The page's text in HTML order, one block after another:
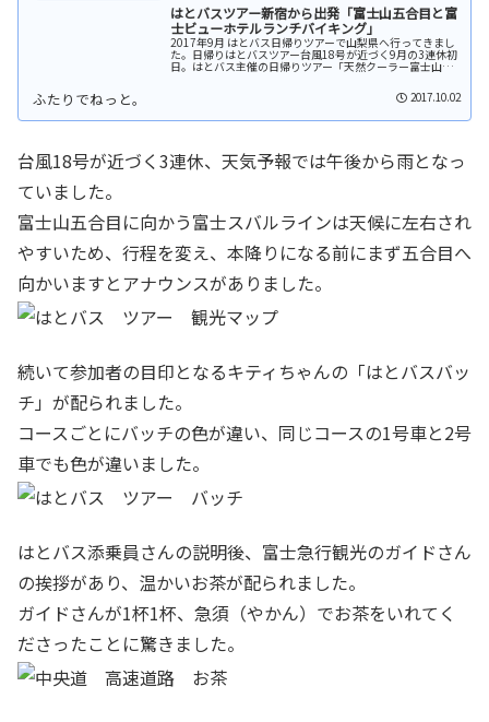
はとバスツアー新宿から出発「富士山五合目と富
士ビューホテルランチバイキング」
2017年9月 はとバス日帰りツアーで山梨県へ行ってきまし
た。日帰りはとバスツアー台風18号が近づく9月の3連休初
日。はとバス主催の日帰りツアー「天然クーラー富士山五
2017.10.02
台風18号が近づく3連休、天気予報では午後から雨となっ
ていました。
富士山五合目に向かう富士スバルラインは天候に左右され
やすいため、行程を変え、本降りになる前にまず五合目へ
向かいますとアナウンスがありました。
続いて参加者の目印となるキティちゃんの「はとバスバッ
チ」が配られました。
コースごとにバッチの色が違い、同じコースの1号車と2号
車でも色が違いました。
はとバス添乗員さんの説明後、富士急行観光のガイドさん
の挨拶があり、温かいお茶が配られました。
ガイドさんが1杯1杯、急須（やかん）でお茶をいれてく
ださったことに驚きました。